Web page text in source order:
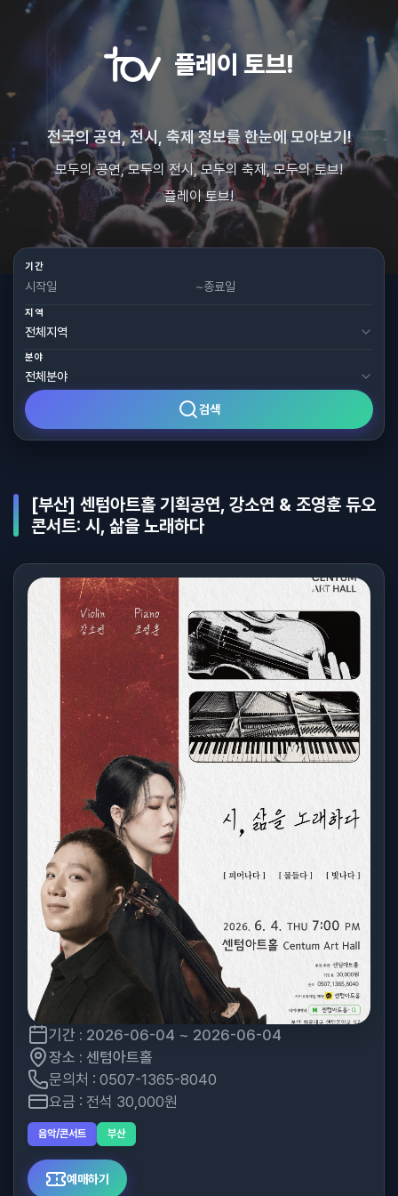
플레이 토브!
전국의 공연, 전시, 축제 정보를 한눈에 모아보기!
모두의 공연, 모두의 전시, 모두의 축제, 모두의 토브!
플레이 토브!
기간
~
지역
분야
검색
[부산] 센텀아트홀 기획공연, 강소연 & 조영훈 듀오
콘서트: 시, 삶을 노래하다
기간 : 2026-06-04 ~ 2026-06-04
장소 : 센텀아트홀
문의처 : 0507-1365-8040
요금 : 전석 30,000원
음악/콘서트 부산
예매하기